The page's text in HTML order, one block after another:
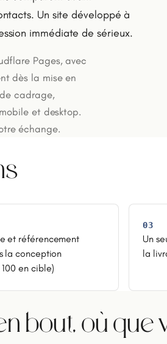
Un site développé à
immédiate de sérieux.
Pages, avec
dès la mise en
cadrage,
et desktop.
échange.
et référencement
la conception
en cible)
03
Un
la
bout, où que